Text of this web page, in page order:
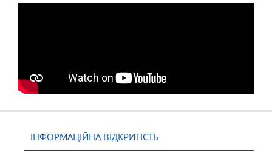
ІНФОРМАЦІЙНА ВІДКРИТІСТЬ